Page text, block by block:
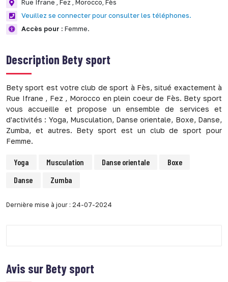
Rue Ifrane , Fez , Morocco, Fès
Veuillez se connecter pour consulter les téléphones.
Accès pour : Femme.
Description Bety sport
Bety sport est votre club de sport à Fès, situé exactement à
Rue Ifrane , Fez , Morocco en plein coeur de Fès. Bety sport
vous accueille et propose un ensemble de services et
d'activités : Yoga, Musculation, Danse orientale, Boxe, Danse,
Zumba, et autres. Bety sport est un club de sport pour
Femme.
Yoga Musculation Danse orientale
Boxe
Danse
Zumba
Dernière mise à jour : 24-07-2024
Avis sur Bety sport